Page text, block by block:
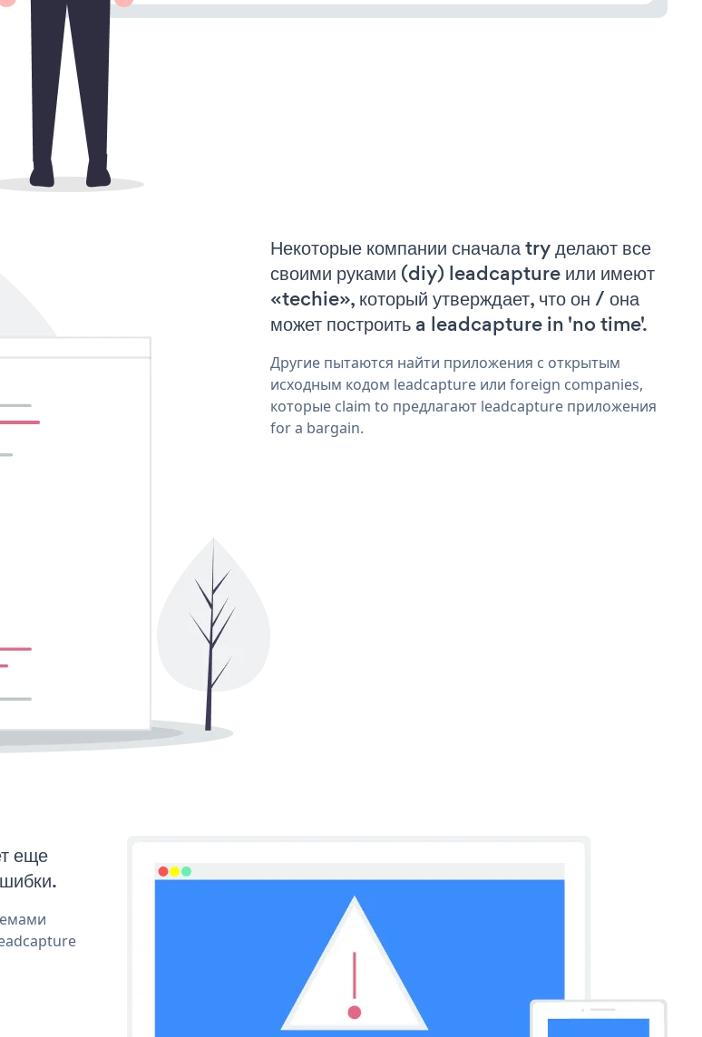
Некоторые компании сначала try делают все
своими руками (diy) leadcapture или имеют
«techie», который утверждает, что он / она
может построить a leadcapture in 'no time'.
Другие пытаются найти приложения с открытым
исходным кодом leadcapture или foreign companies,
которые claim to предлагают leadcapture приложения
for a bargain.
еще